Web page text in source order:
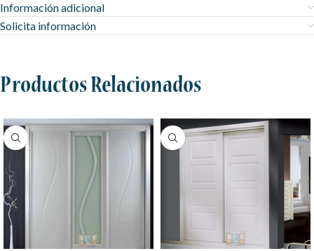
Información adicional
Solicita información
Productos Relacionados